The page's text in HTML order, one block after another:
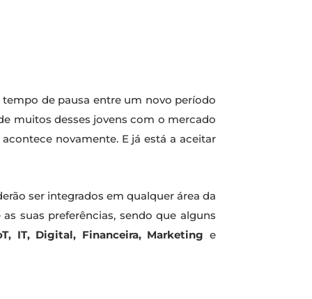
tempo de pausa entre um novo período
muitos desses jovens com o mercado
novamente. E já está a aceitar
ser integrados em qualquer área da
suas preferências, sendo que alguns
IT, Digital, Financeira, Marketinge